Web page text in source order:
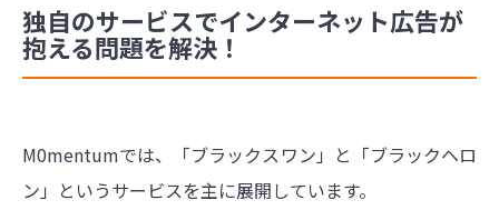
独自のサービスでインターネット広告が
抱える問題を解決！
M0mentumでは、「ブラックスワン」と「ブラックヘロ
ン」というサービスを主に展開しています。